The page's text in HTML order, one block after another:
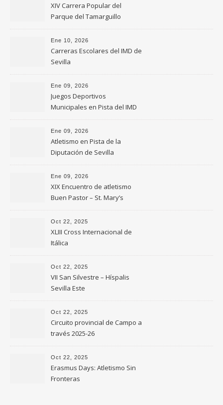
XIV Carrera Popular del
Parque del Tamarguillo
Ene 10, 2026
Carreras Escolares del IMD de
Sevilla
Ene 09, 2026
Juegos Deportivos
Municipales en Pista del IMD
de Sevilla
Ene 09, 2026
Atletismo en Pista de la
Diputación de Sevilla
Ene 09, 2026
XIX Encuentro de atletismo
Buen Pastor – St. Mary’s
Oct 22, 2025
XLIII Cross Internacional de
Itálica
Oct 22, 2025
VII San Silvestre – Híspalis
Sevilla Este
Oct 22, 2025
Circuito provincial de Campo a
través 2025-26
Oct 22, 2025
Erasmus Days: Atletismo Sin
Fronteras